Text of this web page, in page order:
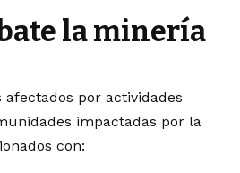
la minería
por actividades
impactadas por la
con: